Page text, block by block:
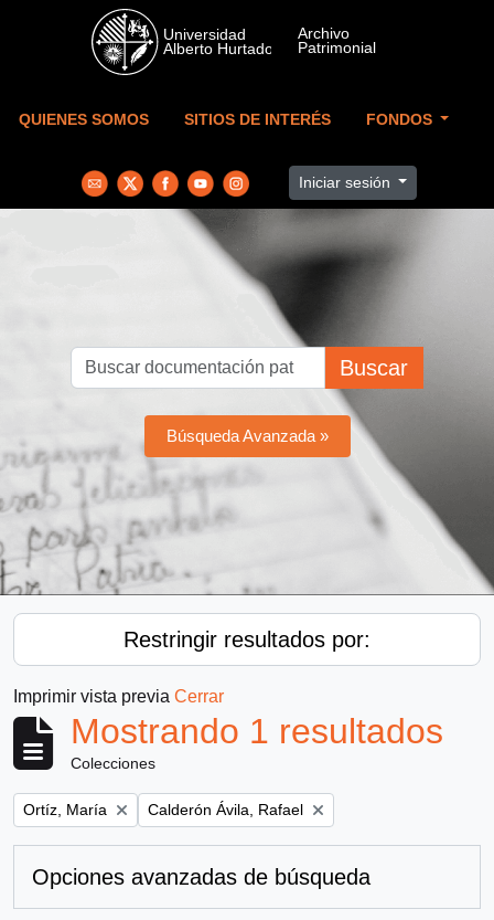
Skip to main content
QUIENES SOMOS SITIOS DE INTERÉS FONDOS
Iniciar sesión
Buscar
Búsqueda Avanzada »
Restringir resultados por:
Imprimir vista previa Cerrar
Mostrando 1 resultados
Colecciones
Remove filter:
Ortíz, María Remove filter:
Calderón Ávila, Rafael
Opciones avanzadas de búsqueda